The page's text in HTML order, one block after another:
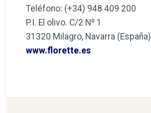
Teléfono: (+34) 948 409 200
P.I. El olivo. C/2 Nº 1
31320 Milagro, Navarra (España)
www.florette.es